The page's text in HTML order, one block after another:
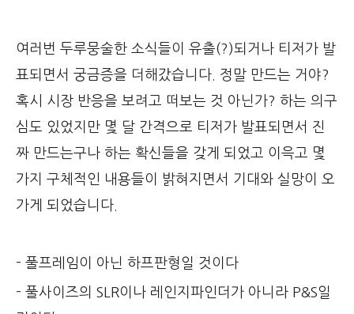
여러번 두루뭉술한 소식들이 유출(?)되거나 티저가 발
표되면서 궁금증을 더해갔습니다. 정말 만드는 거야?
혹시 시장 반응을 보려고 떠보는 것 아닌가? 하는 의구
심도 있었지만 몇 달 간격으로 티저가 발표되면서 진
짜 만드는구나 하는 확신들을 갖게 되었고 이윽고 몇
가지 구체적인 내용들이 밝혀지면서 기대와 실망이 오
가게 되었습니다.
- 풀프레임이 아닌 하프판형일 것이다
- 풀사이즈의 SLR이나 레인지파인더가 아니라 P&S일